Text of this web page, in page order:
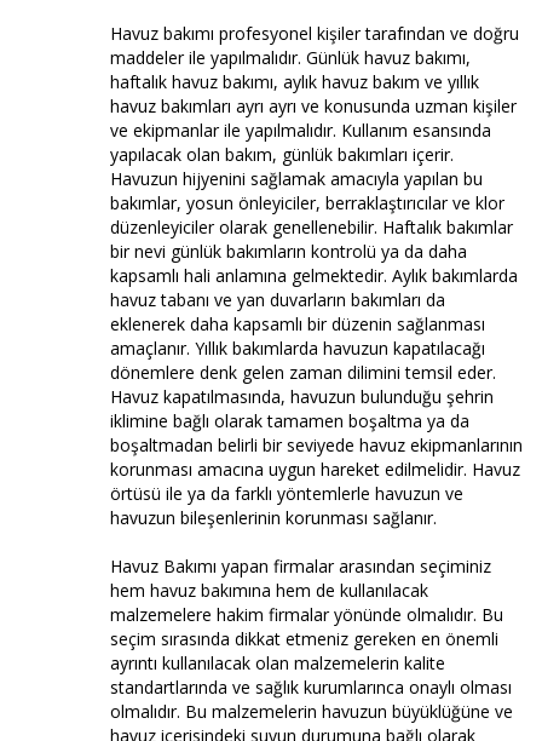
Havuz bakımı profesyonel kişiler tarafından ve doğru
maddeler ile yapılmalıdır. Günlük havuz bakımı,
haftalık havuz bakımı, aylık havuz bakım ve yıllık
havuz bakımları ayrı ayrı ve konusunda uzman kişiler
ve ekipmanlar ile yapılmalıdır. Kullanım esansında
yapılacak olan bakım, günlük bakımları içerir.
Havuzun hijyenini sağlamak amacıyla yapılan bu
bakımlar, yosun önleyiciler, berraklaştırıcılar ve klor
düzenleyiciler olarak genellenebilir. Haftalık bakımlar
bir nevi günlük bakımların kontrolü ya da daha
kapsamlı hali anlamına gelmektedir. Aylık bakımlarda
havuz tabanı ve yan duvarların bakımları da
eklenerek daha kapsamlı bir düzenin sağlanması
amaçlanır. Yıllık bakımlarda havuzun kapatılacağı
dönemlere denk gelen zaman dilimini temsil eder.
Havuz kapatılmasında, havuzun bulunduğu şehrin
iklimine bağlı olarak tamamen boşaltma ya da
boşaltmadan belirli bir seviyede havuz ekipmanlarının
korunması amacına uygun hareket edilmelidir. Havuz
örtüsü ile ya da farklı yöntemlerle havuzun ve
havuzun bileşenlerinin korunması sağlanır.
Havuz Bakımı yapan firmalar arasından seçiminiz
hem havuz bakımına hem de kullanılacak
malzemelere hakim firmalar yönünde olmalıdır. Bu
seçim sırasında dikkat etmeniz gereken en önemli
ayrıntı kullanılacak olan malzemelerin kalite
standartlarında ve sağlık kurumlarınca onaylı olması
olmalıdır. Bu malzemelerin havuzun büyüklüğüne ve
havuz içerisindeki suyun durumuna bağlı olarak